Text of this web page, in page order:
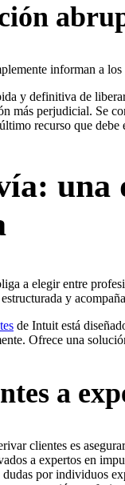
informan a
y definitiva de
más perjudicial. Se
recurso que debe
una
a elegir entre
y
de Intuit está
Ofrece una
a
clientes es
a expertos en
por individuos